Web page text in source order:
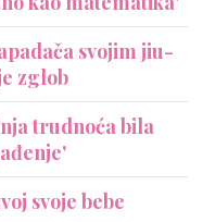
svojim jiu-
zglob
trudnoća bila
svoje bebe